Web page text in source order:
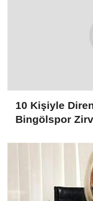
10 Kişiyle
Bingölspor